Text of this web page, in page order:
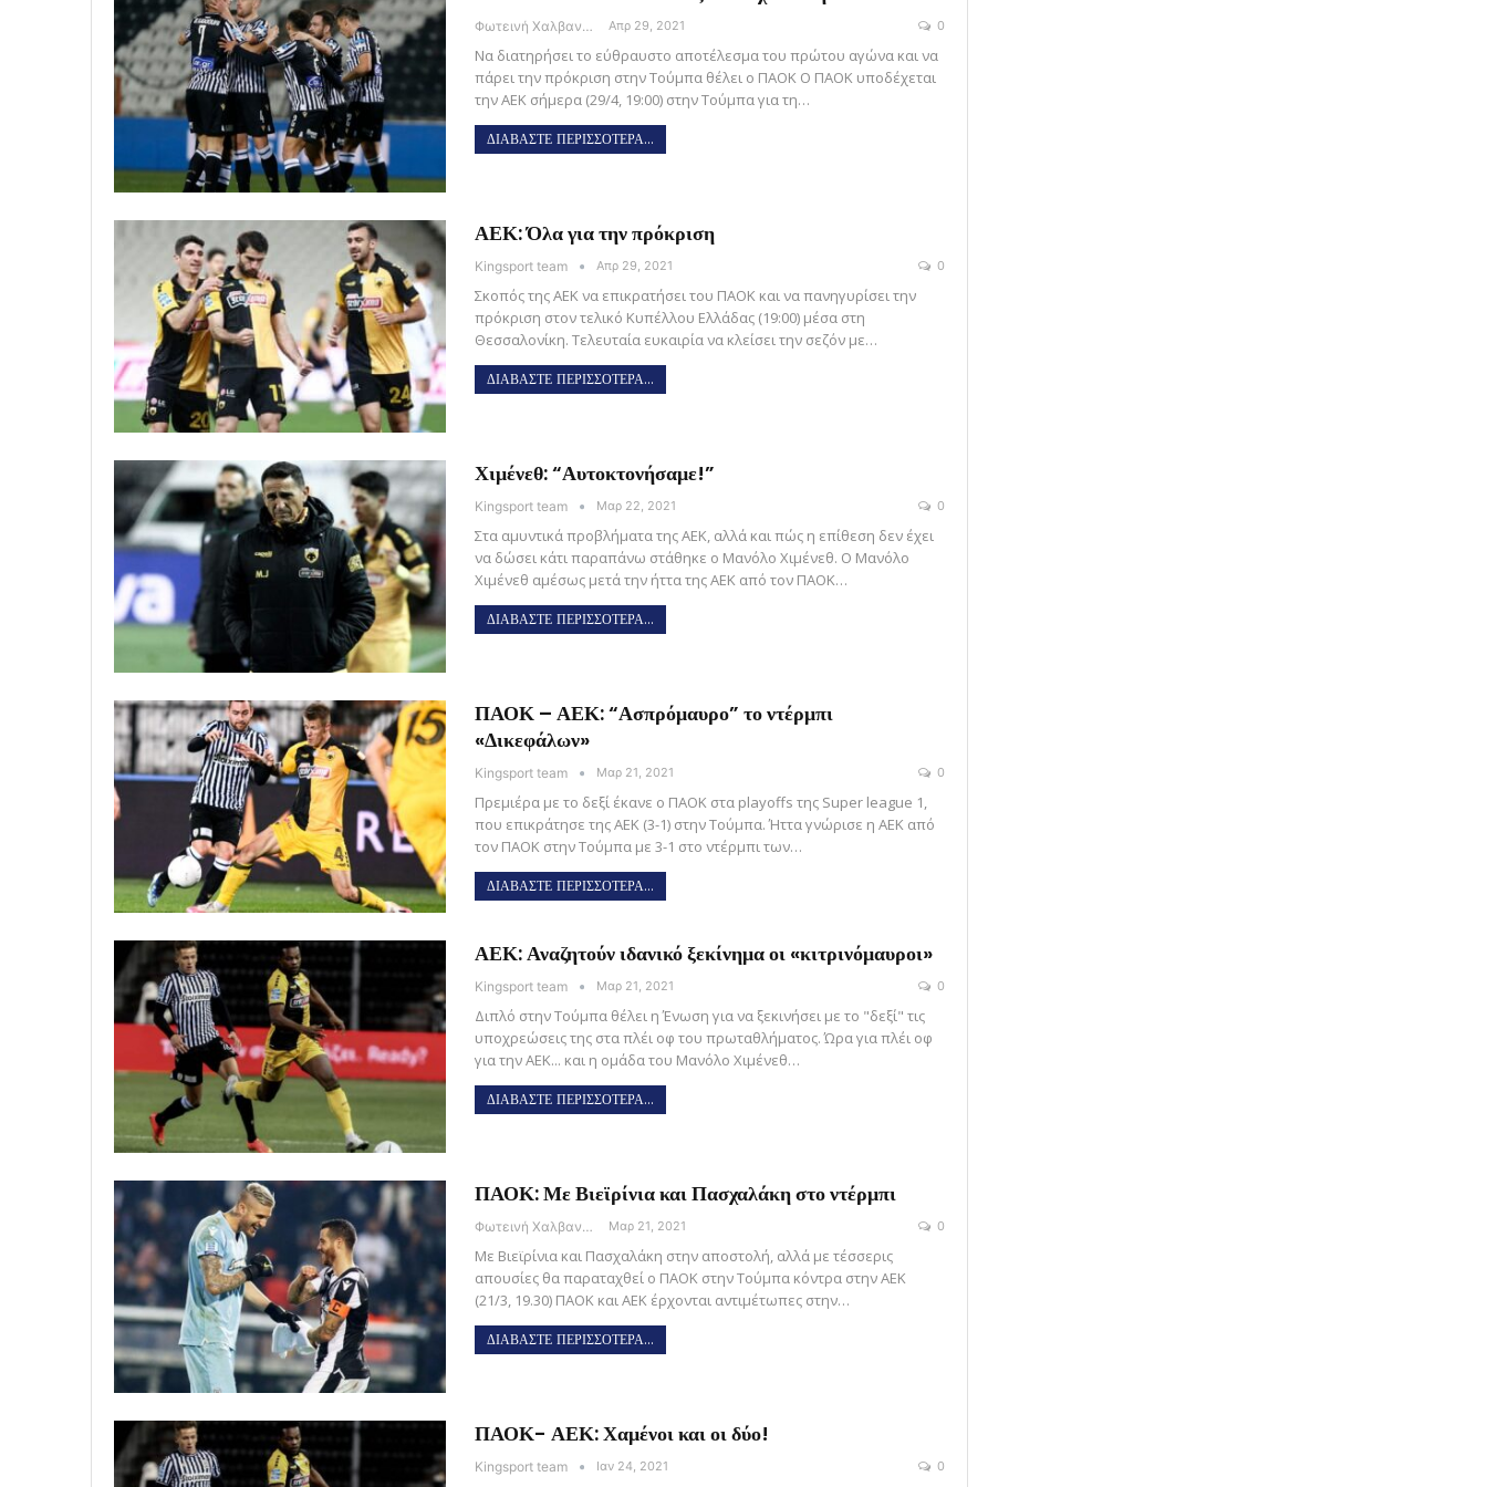
Φωτεινή Χαλβαντζή Απρ 29, 2021 0
Να διατηρήσει το εύθραυστο αποτέλεσμα του πρώτου αγώνα και να
πάρει την πρόκριση στην Τούμπα θέλει ο ΠΑΟΚ Ο ΠΑΟΚ υποδέχεται
την ΑΕΚ σήμερα (29/4, 19:00) στην Τούμπα για τη…
ΔΙΑΒΑΣΤΕ ΠΕΡΙΣΣΟΤΕΡΑ...
ΑΕΚ: Όλα για την πρόκριση
Kingsport team Απρ 29, 2021 0
Σκοπός της ΑΕΚ να επικρατήσει του ΠΑΟΚ και να πανηγυρίσει την
πρόκριση στον τελικό Κυπέλλου Ελλάδας (19:00) μέσα στη
Θεσσαλονίκη. Τελευταία ευκαιρία να κλείσει την σεζόν με…
ΔΙΑΒΑΣΤΕ ΠΕΡΙΣΣΟΤΕΡΑ...
Χιμένεθ: “Αυτοκτονήσαμε!”
Kingsport team Μαρ 22, 2021 0
Στα αμυντικά προβλήματα της ΑΕΚ, αλλά και πώς η επίθεση δεν έχει
να δώσει κάτι παραπάνω στάθηκε ο Μανόλο Χιμένεθ. Ο Μανόλο
Χιμένεθ αμέσως μετά την ήττα της ΑΕΚ από τον ΠΑΟΚ…
ΔΙΑΒΑΣΤΕ ΠΕΡΙΣΣΟΤΕΡΑ...
ΠΑΟΚ – ΑΕΚ: “Ασπρόμαυρο” το ντέρμπι
«Δικεφάλων»
Kingsport team Μαρ 21, 2021 0
Πρεμιέρα με το δεξί έκανε ο ΠΑΟΚ στα playoffs της Super league 1,
που επικράτησε της ΑΕΚ (3-1) στην Τούμπα. Ήττα γνώρισε η ΑΕΚ από
τον ΠΑΟΚ στην Τούμπα με 3-1 στο ντέρμπι των…
ΔΙΑΒΑΣΤΕ ΠΕΡΙΣΣΟΤΕΡΑ...
ΑΕΚ: Αναζητούν ιδανικό ξεκίνημα οι «κιτρινόμαυροι»
Kingsport team Μαρ 21, 2021 0
Διπλό στην Τούμπα θέλει η Ένωση για να ξεκινήσει με το "δεξί" τις
υποχρεώσεις της στα πλέι οφ του πρωταθλήματος. Ώρα για πλέι οφ
για την ΑΕΚ... και η ομάδα του Μανόλο Χιμένεθ…
ΔΙΑΒΑΣΤΕ ΠΕΡΙΣΣΟΤΕΡΑ...
ΠΑΟΚ: Με Βιεϊρίνια και Πασχαλάκη στο ντέρμπι
Φωτεινή Χαλβαντζή Μαρ 21, 2021 0
Με Βιεϊρίνια και Πασχαλάκη στην αποστολή, αλλά με τέσσερις
απουσίες θα παραταχθεί ο ΠΑΟΚ στην Τούμπα κόντρα στην ΑΕΚ
(21/3, 19.30) ΠΑΟΚ και ΑΕΚ έρχονται αντιμέτωπες στην…
ΔΙΑΒΑΣΤΕ ΠΕΡΙΣΣΟΤΕΡΑ...
ΠΑΟΚ- ΑΕΚ: Χαμένοι και οι δύο!
Kingsport team Ιαν 24, 2021 0